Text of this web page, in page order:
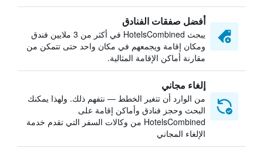
أفضل صفقات الفنادق
يبحث HotelsCombined في أكثر من 3 ملايين فندق
ومكان إقامة ويجمعهم في مكان واحد حتى تتمكن من
مقارنة أماكن الإقامة المثالية.
إلغاء مجاني
من الوارد أن تتغير الخطط — نتفهم ذلك. ولهذا يمكنك
البحث وحجز فنادق وأماكن إقامة على
HotelsCombined من وكالات السفر التي تقدم خدمة
الإلغاء المجاني